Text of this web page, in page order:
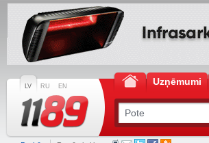
LV RU EN Uzņēmumi